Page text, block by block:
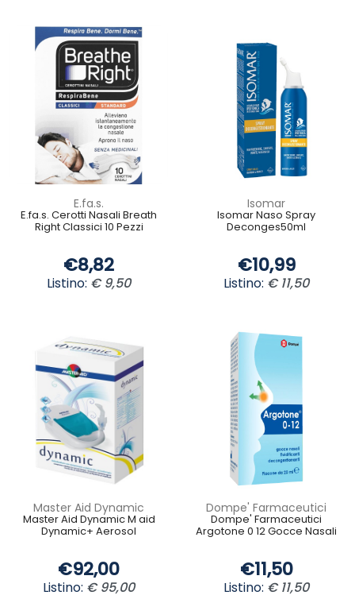
E.fa.s.
E.fa.s. Cerotti Nasali Breath
Right Classici 10 Pezzi
€8,82
Listino: € 9,50
Isomar
Isomar Naso Spray
Deconges50ml
€10,99
Listino: € 11,50
Master Aid Dynamic
Master Aid Dynamic M aid
Dynamic+ Aerosol
€92,00
Listino: € 95,00
Dompe' Farmaceutici
Dompe' Farmaceutici
Argotone 0 12 Gocce Nasali
€11,50
Listino: € 11,50